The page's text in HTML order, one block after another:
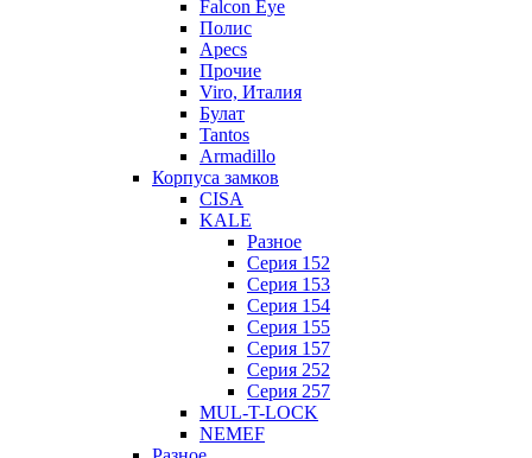
Falcon Eye
Полис
Apecs
Прочие
Viro, Италия
Булат
Tantos
Armadillo
Корпуса замков
CISA
KALE
Разное
Серия 152
Серия 153
Серия 154
Серия 155
Серия 157
Серия 252
Серия 257
MUL-T-LOCK
NEMEF